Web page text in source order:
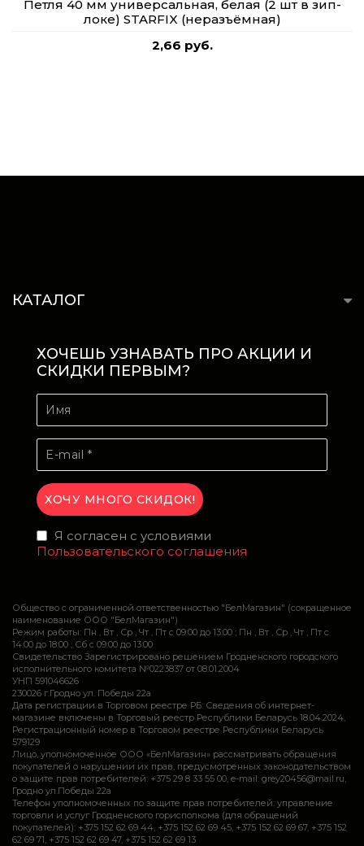
Петля 40 мм универсальная, белая (2 шт в зип-
локе) STARFIX (неразъёмная)
2,66 руб.
КАТАЛОГ
ХОЧЕШЬ УЗНАВАТЬ ПРО АКЦИИ И
СКИДКИ ПЕРВЫМ?
Я согласен с условиями
Пользовательского соглашения
Общество с ограниченной ответственностью "БелМагазин" (сокращенное
наименование ООО "БелМагазин")
Режим работы: Пн , Вт , Ср , Чт , Пт c 09:00 до 13:00 ; Пн , Вт , Ср , Чт , Пт c
14:00 до 18:00 ; Сб c 09:00 до 13:00
Свидетельство Зарегистрировано решением Гродненского городского
исполнительного комитета №0223837 от 08.01.2004
УНП 591046626
230026 г.Гродно ул. Победы 22а
Дата регистрации в Торговом реестре РБ: Сведения об интернет-
магазине включены в Торговый реестр Республики Беларусь 18.04.2024,
Регистрационный номер в Торговом реестре Республики Беларусь
579129
Лицо, уполномоченное ООО «БелМагазин» рассматривать обращения
покупателей о нарушении их прав, предусмотренных законодательством
о защите прав потребителей: +375 29 8 33 55 00, e-mail: grey20456@mail.ru,
Гродно ул.Победы 22а
Телефон уполномоченных по защите прав потребителей: управление
торговли и услуг Гродненского горисполкома (для обращений
покупателей): +375 152 62 69 44, +375 152 62 69 45, +375 152 62 69 67, +375 152
62 69 71, +375 152 62 69 47, +375 152 62 69 13